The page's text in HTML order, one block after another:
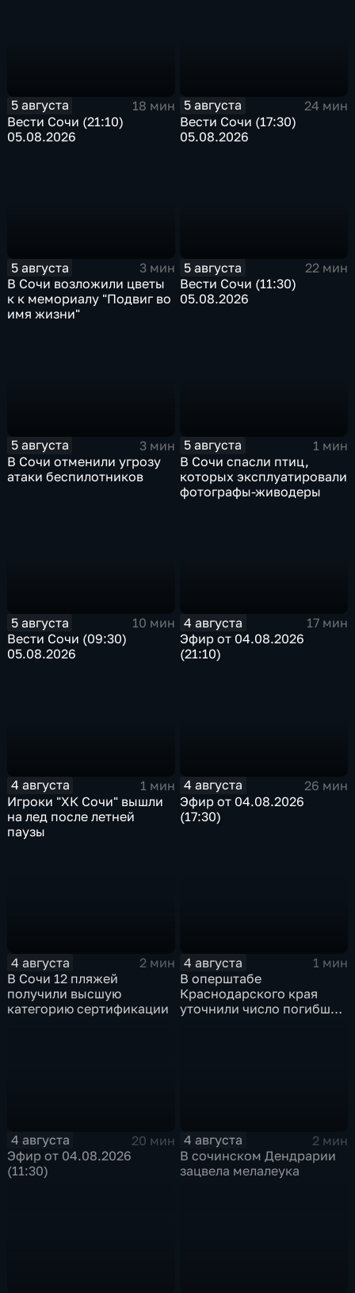
5 августа
18 мин
Вести Сочи (21:10)
05.08.2026
5 августа
24 мин
Вести Сочи (17:30)
05.08.2026
5 августа
3 мин
В Сочи возложили цветы
к к мемориалу "Подвиг во
имя жизни"
5 августа
22 мин
Вести Сочи (11:30)
05.08.2026
5 августа
3 мин
В Сочи отменили угрозу
атаки беспилотников
5 августа
1 мин
В Сочи спасли птиц,
которых эксплуатировали
фотографы-живодеры
5 августа
10 мин
Вести Сочи (09:30)
05.08.2026
4 августа
17 мин
Эфир от 04.08.2026
(21:10)
4 августа
1 мин
Игроки "ХК Сочи" вышли
на лед после летней
паузы
4 августа
26 мин
Эфир от 04.08.2026
(17:30)
4 августа
2 мин
В Сочи 12 пляжей
получили высшую
категорию сертификации
4 августа
1 мин
В оперштабе
Краснодарского края
уточнили число погибших
4 августа
20 мин
Эфир от 04.08.2026
(11:30)
4 августа
2 мин
В сочинском Дендрарии
зацвела мелалеука